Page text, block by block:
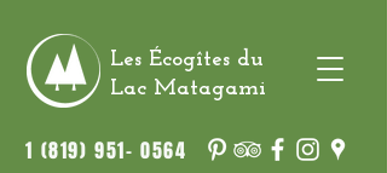
Les Écogîtes du
Lac Matagami
1 (819) 951- 0564